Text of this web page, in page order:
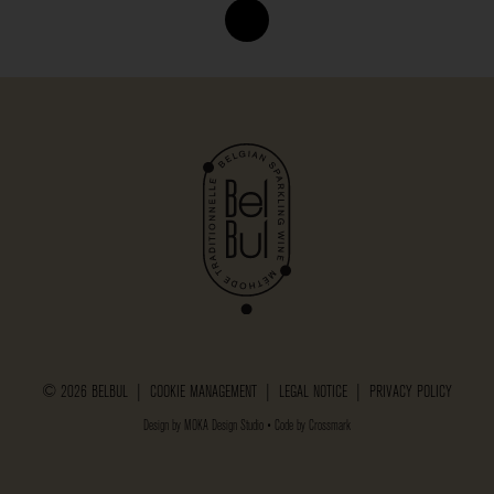
© 2026 BELBUL | COOKIE MANAGEMENT LEGAL NOTICE PRIVACY POLICY
Design by MOKA Design Studio • Code by Crossmark